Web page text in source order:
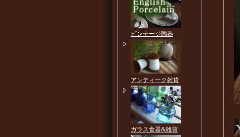
ビンテージ陶器
アンティーク雑貨
ガラス食器&雑貨